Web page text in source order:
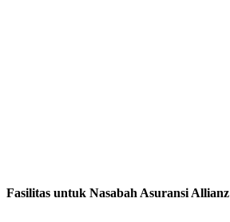
Fasilitas untuk Nasabah Asuransi Allianz